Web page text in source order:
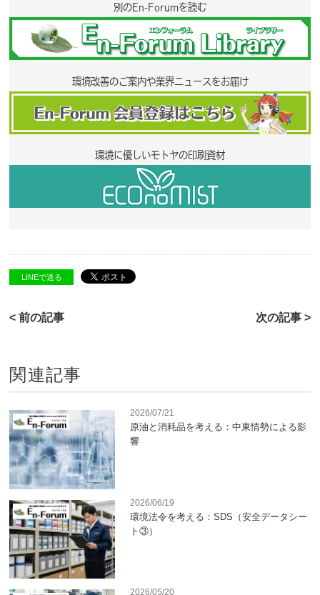
別のEn-Forumを読む
環境改善のご案内や業界ニュースをお届け
環境に優しいモトヤの印刷資材
LINEで送る
< 前の記事 次の記事 >
関連記事
2026/07/21
原油と消耗品を考える：中東情勢による影
響
2026/06/19
環境法令を考える：SDS（安全データシー
ト③）
2026/05/20